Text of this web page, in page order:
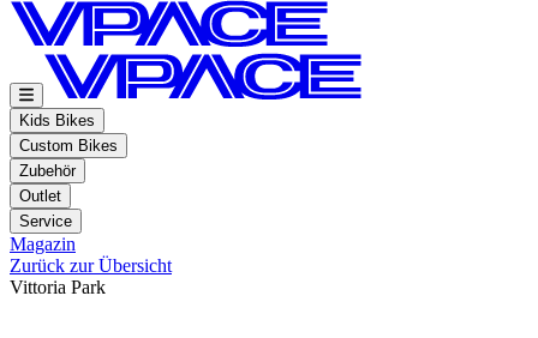
Kids Bikes
Custom Bikes
Zubehör
Outlet
Service
Magazin
Zurück zur Übersicht
Vittoria Park